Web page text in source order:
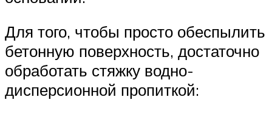
Для того, чтобы просто обеспылить
бетонную поверхность, достаточно
обработать стяжку водно-
дисперсионной пропиткой: